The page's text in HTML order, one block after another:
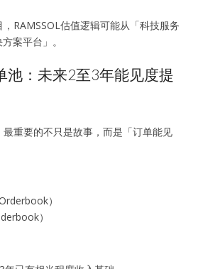
RAMSSOL估值逻辑可能从「科技服务
案平台」。
池：未来2至3年能见度提
重要的不只是故事，而是「订单能见
）
）